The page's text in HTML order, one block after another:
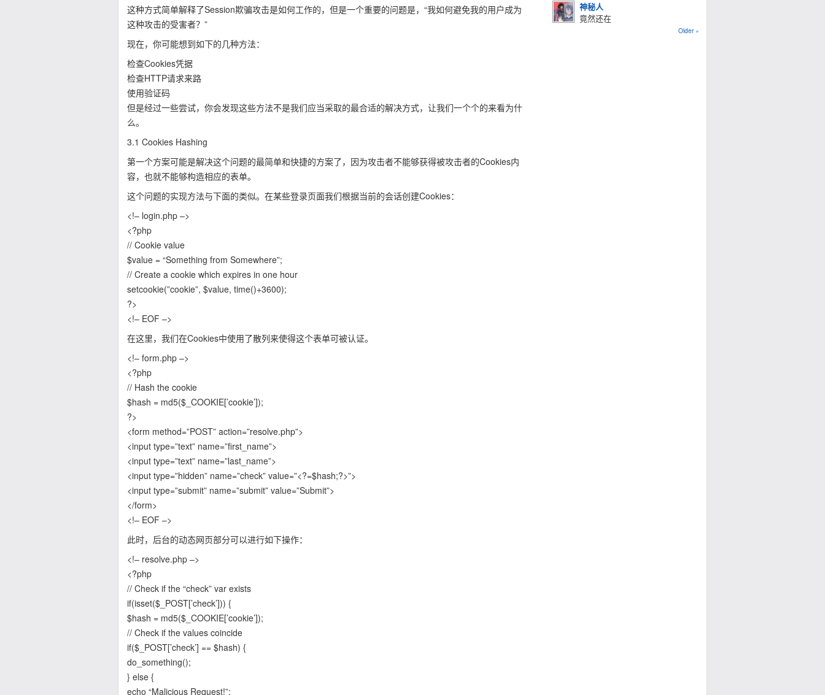
这种方式简单解释了Session欺骗攻击是如何工作的，但是一个重要的问题是，“我如何避免我的用户成为
这种攻击的受害者？”
现在，你可能想到如下的几种方法：
检查Cookies凭据
检查HTTP请求来路
使用验证码
但是经过一些尝试，你会发现这些方法不是我们应当采取的最合适的解决方式，让我们一个个的来看为什
么。
3.1 Cookies Hashing
第一个方案可能是解决这个问题的最简单和快捷的方案了，因为攻击者不能够获得被攻击者的Cookies内
容，也就不能够构造相应的表单。
这个问题的实现方法与下面的类似。在某些登录页面我们根据当前的会话创建Cookies：
<!– login.php –>
<?php
// Cookie value
$value = “Something from Somewhere”;
// Create a cookie which expires in one hour
setcookie(”cookie”, $value, time()+3600);
?>
<!– EOF –>
在这里，我们在Cookies中使用了散列来使得这个表单可被认证。
<!– form.php –>
<?php
// Hash the cookie
$hash = md5($_COOKIE[’cookie’]);
?>
<form method=”POST” action=”resolve.php”>
<input type=”text” name=”first_name”>
<input type=”text” name=”last_name”>
<input type=”hidden” name=”check” value=”<?=$hash;?>”>
<input type=”submit” name=”submit” value=”Submit”>
</form>
<!– EOF –>
此时，后台的动态网页部分可以进行如下操作：
<!– resolve.php –>
<?php
// Check if the “check” var exists
if(isset($_POST[’check’])) {
$hash = md5($_COOKIE[’cookie’]);
// Check if the values coincide
if($_POST[’check’] == $hash) {
do_something();
} else {
echo “Malicious Request!”;
神秘人
竟然还在
Older »